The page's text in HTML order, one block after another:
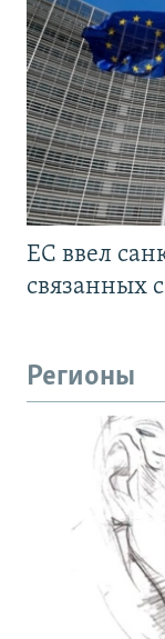
ЕС ввел
связанных
Регионы